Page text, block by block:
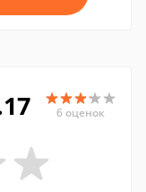
6 оценок